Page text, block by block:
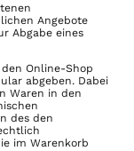
Angebote
Abgabe eines
Online-Shop
abgeben. Dabei
Waren in den
des den
im Warenkorb